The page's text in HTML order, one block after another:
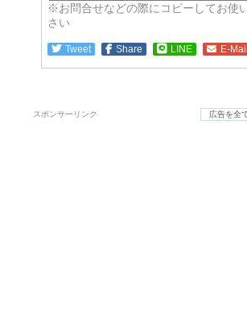
※お問合せなどの際にコピーしてお使
さい
Tweet Share LINE E-
スポンサーリンク 広告を全